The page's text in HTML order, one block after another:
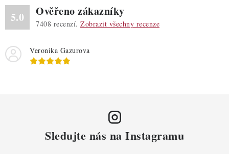
i
s
u
5.0 Ověřeno zákazníky
7408 recenzí. Zobrazit všechny recenze
Veronika Gazurova
Sledujte nás na Instagramu